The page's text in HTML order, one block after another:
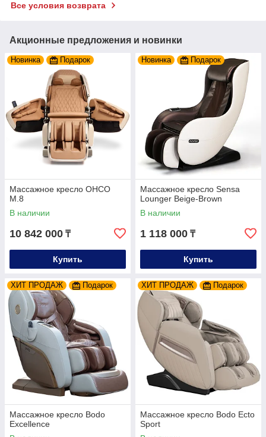
Все условия возврата
Акционные предложения и новинки
Новинка Подарок
Массажное кресло OHCO
M.8
В наличии
10 842 000 ₸
Купить
Новинка Подарок
Массажное кресло Sensa
Lounger Beige-Brown
В наличии
1 118 000 ₸
Купить
ХИТ ПРОДАЖ Подарок
Массажное кресло Bodo
Excellence
ХИТ ПРОДАЖ Подарок
Массажное кресло Bodo Ecto
Sport